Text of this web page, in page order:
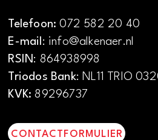
Telefoon:072 582 20 40
E-mail: info@alkenaer.nl
RSIN: 864938998
Triodos Bank: NL11 TRIO
KVK: 89296737
CONTACTFORMULIER